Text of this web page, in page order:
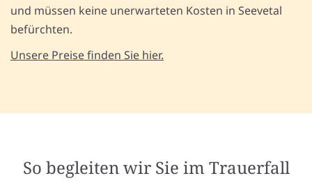
und müssen keine unerwarteten Kosten in Seevetal
befürchten.
Unsere Preise finden Sie hier.
So begleiten wir Sie im Trauerfall